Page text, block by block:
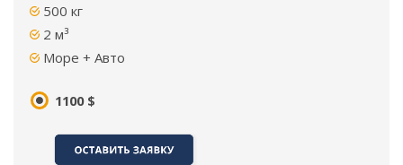
500 кг
2 м³
Море + Авто
1100 $